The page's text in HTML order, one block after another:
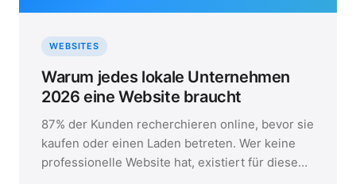
WEBSITES
Warum jedes lokale Unternehmen
2026 eine Website braucht
87% der Kunden recherchieren online, bevor sie
kaufen oder einen Laden betreten. Wer keine
professionelle Website hat, existiert für diese